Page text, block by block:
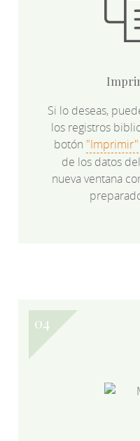
Si lo deseas,
los registros
botón "Imprimir"
de los datos
nueva ventana